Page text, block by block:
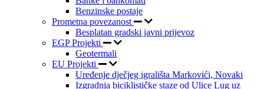
Benzinske postaje
Prometna povezanost
Besplatan gradski javni prijevoz
EGP Projekti
Geotermali
EU Projekti
Uređenje dječjeg igrališta Markovići, Novaki
Izgradnja biciklističke staze od Ulice Lug uz